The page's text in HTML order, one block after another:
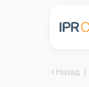
Назад